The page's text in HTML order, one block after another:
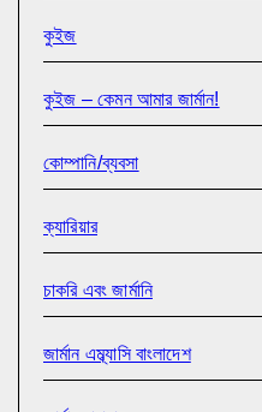
কুইজ
কুইজ – কেমন আমার জার্মান!
কোম্পানি/ব্যবসা
ক্যারিয়ার
চাকরি এবং জার্মানি
জার্মান এম্ব্যাসি বাংলাদেশ